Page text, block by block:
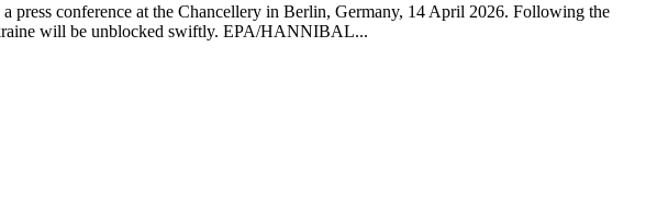
conference at the Chancellery in Berlin, Germany, 14 April 2026. Following the
will be unblocked swiftly. EPA/HANNIBAL...